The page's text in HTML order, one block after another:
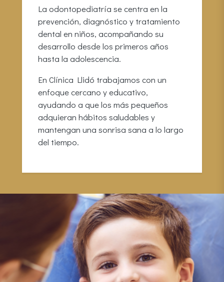
La odontopediatría se centra en la
prevención, diagnóstico y tratamiento
dental en niños, acompañando su
desarrollo desde los primeros años
hasta la adolescencia.
En Clínica Llidó trabajamos con un
enfoque cercano y educativo,
ayudando a que los más pequeños
adquieran hábitos saludables y
mantengan una sonrisa sana a lo largo
del tiempo.